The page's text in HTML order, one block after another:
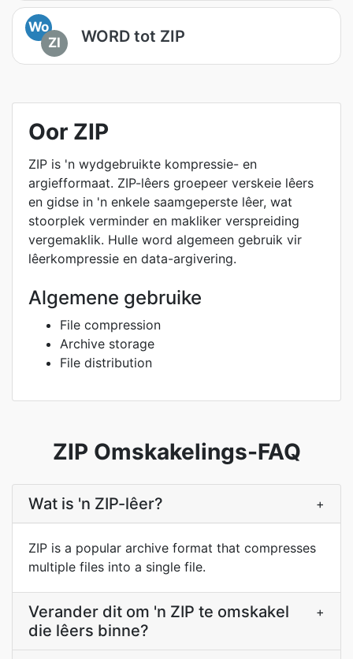
Wo
ZI
WORD tot ZIP
Oor ZIP
ZIP is 'n wydgebruikte kompressie- en
argiefformaat. ZIP-lêers groepeer verskeie lêers
en gidse in 'n enkele saamgeperste lêer, wat
stoorplek verminder en makliker verspreiding
vergemaklik. Hulle word algemeen gebruik vir
lêerkompressie en data-argivering.
Algemene gebruike
File compression
Archive storage
File distribution
ZIP Omskakelings-FAQ
Wat is 'n ZIP-lêer? +
ZIP is a popular archive format that compresses
multiple files into a single file.
Verander dit om 'n ZIP te omskakel
die lêers binne?
+